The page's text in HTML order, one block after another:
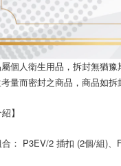
個人衛生用品，拆封無猶
量而密封之商品，商品如
】
： P3EV/2 插扣 (2個/組)